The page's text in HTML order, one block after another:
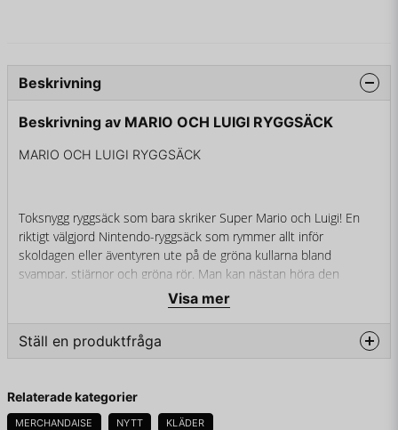
Beskrivning
Beskrivning av MARIO OCH LUIGI RYGGSÄCK
MARIO OCH LUIGI RYGGSÄCK
Toksnygg ryggsäck som bara skriker Super Mario och Luigi! En
riktigt välgjord Nintendo-ryggsäck som rymmer allt inför
skoldagen eller äventyren ute på de gröna kullarna bland
svampar, stjärnor och gröna rör. Man kan nästan höra den
mysiga Super Mario tv-spelsmelodin!
Mario och Luigi Ryggsäck är en vit ryggsäck av kraftigt
textilmaterial tryckt med Mario och Luigi samt flera roliga
prinsesskrona.
Visa mer
Ställ en produktfråga
Fråga oss något om denna produkten...
Relaterade kategorier
MERCHANDAISE NYTT KLÄDER